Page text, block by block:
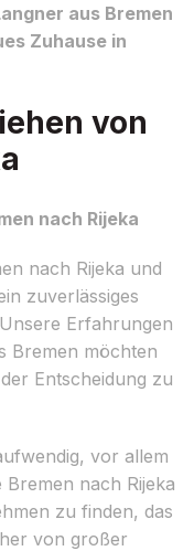
aus Bremen
Zuhause in
von
nach Rijeka
nach Rijeka und
zuverlässiges
Erfahrungen
Bremen möchten
Entscheidung zu
vor allem
nach Rijeka
zu finden, das
von großer